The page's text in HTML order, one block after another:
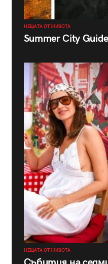
НЕЩАТА ОТ ЖИВОТА
Summer City
НЕЩАТА ОТ ЖИВОТА